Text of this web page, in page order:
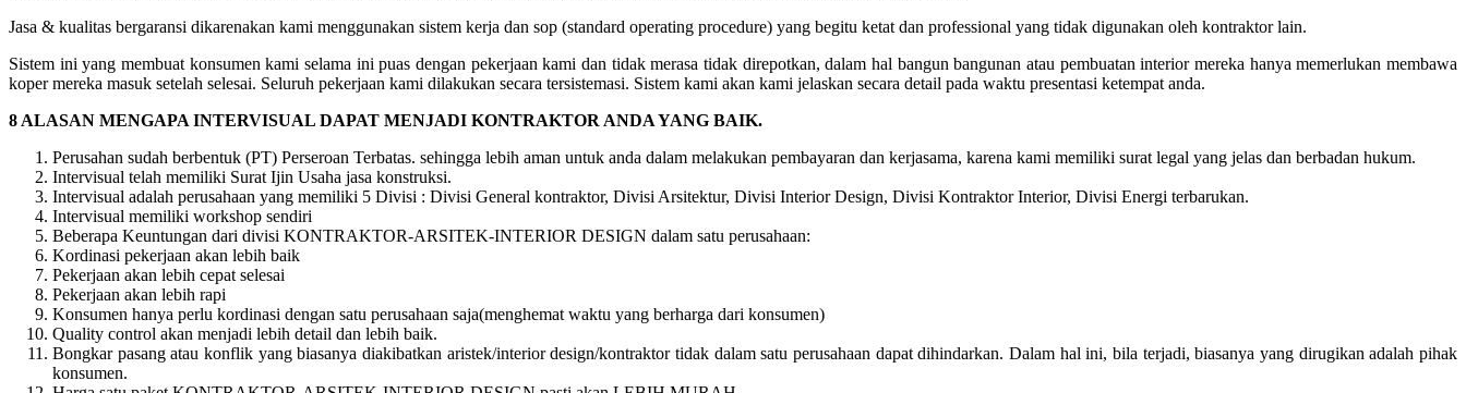
Jasa & kualitas bergaransi dikarenakan kami menggunakan sistem kerja dan sop (standard operating procedure) yang begitu ketat dan professional yang tidak digunakan oleh kontraktor lain.
Sistem ini yang membuat konsumen kami selama ini puas dengan pekerjaan kami dan tidak merasa tidak direpotkan, dalam hal bangun bangunan atau pembuatan interior mereka hanya memerlukan membawa
koper mereka masuk setelah selesai. Seluruh pekerjaan kami dilakukan secara tersistemasi. Sistem kami akan kami jelaskan secara detail pada waktu presentasi ketempat anda.
8 ALASAN MENGAPA INTERVISUAL DAPAT MENJADI KONTRAKTOR ANDA YANG BAIK.
Perusahan sudah berbentuk (PT) Perseroan Terbatas. sehingga lebih aman untuk anda dalam melakukan pembayaran dan kerjasama, karena kami memiliki surat legal yang jelas dan berbadan hukum.
Intervisual telah memiliki Surat Ijin Usaha jasa konstruksi.
Intervisual adalah perusahaan yang memiliki 5 Divisi : Divisi General kontraktor, Divisi Arsitektur, Divisi Interior Design, Divisi Kontraktor Interior, Divisi Energi terbarukan.
Intervisual memiliki workshop sendiri
Beberapa Keuntungan dari divisi KONTRAKTOR-ARSITEK-INTERIOR DESIGN dalam satu perusahaan:
Kordinasi pekerjaan akan lebih baik
Pekerjaan akan lebih cepat selesai
Pekerjaan akan lebih rapi
Konsumen hanya perlu kordinasi dengan satu perusahaan saja(menghemat waktu yang berharga dari konsumen)
Quality control akan menjadi lebih detail dan lebih baik.
Bongkar pasang atau konflik yang biasanya diakibatkan aristek/interior design/kontraktor tidak dalam satu perusahaan dapat dihindarkan. Dalam hal ini, bila terjadi, biasanya yang dirugikan adalah pihak
konsumen.